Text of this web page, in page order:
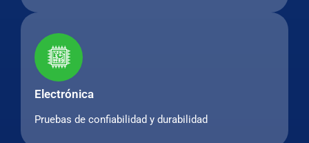
Electrónica
Pruebas de confiabilidad y durabilidad